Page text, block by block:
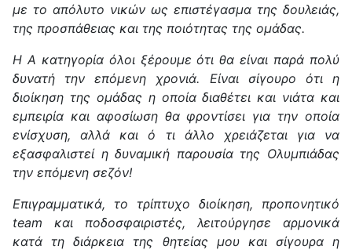
με το απόλυτο νικών ως επιστέγασμα της δουλειάς,
της προσπάθειας και της ποιότητας της ομάδας.
Η Α κατηγορία όλοι ξέρουμε ότι θα είναι παρά πολύ
δυνατή την επόμενη χρονιά. Είναι σίγουρο ότι η
διοίκηση της ομάδας η οποία διαθέτει και νιάτα και
εμπειρία και αφοσίωση θα φροντίσει για την οποία
ενίσχυση, αλλά και ό τι άλλο χρειάζεται για να
εξασφαλιστεί η δυναμική παρουσία της Ολυμπιάδας
την επόμενη σεζόν!
Επιγραμματικά, το τρίπτυχο διοίκηση, προπονητικό
team και ποδοσφαιριστές, λειτούργησε αρμονικά
κατά τη διάρκεια της θητείας μου και σίγουρα η